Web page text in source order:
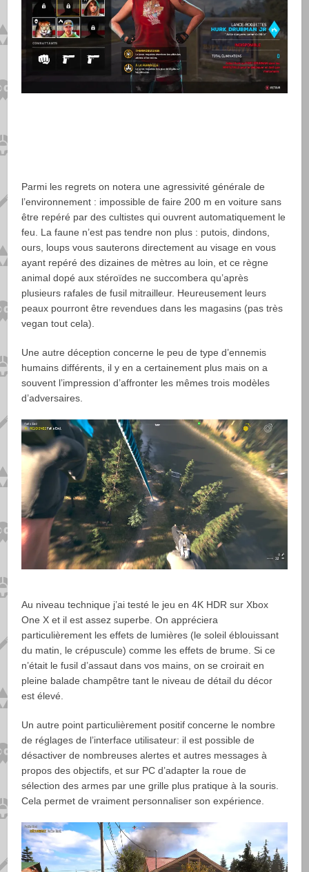
Parmi les regrets on notera une agressivité générale de
l’environnement : impossible de faire 200 m en voiture sans
être repéré par des cultistes qui ouvrent automatiquement le
feu. La faune n’est pas tendre non plus : putois, dindons,
ours, loups vous sauterons directement au visage en vous
ayant repéré des dizaines de mètres au loin, et ce règne
animal dopé aux stéroïdes ne succombera qu’après
plusieurs rafales de fusil mitrailleur. Heureusement leurs
peaux pourront être revendues dans les magasins (pas très
vegan tout cela).
Une autre déception concerne le peu de type d’ennemis
humains différents, il y en a certainement plus mais on a
souvent l’impression d’affronter les mêmes trois modèles
d’adversaires.
Au niveau technique j’ai testé le jeu en 4K HDR sur Xbox
One X et il est assez superbe. On appréciera
particulièrement les effets de lumières (le soleil éblouissant
du matin, le crépuscule) comme les effets de brume. Si ce
n’était le fusil d’assaut dans vos mains, on se croirait en
pleine balade champêtre tant le niveau de détail du décor
est élevé.
Un autre point particulièrement positif concerne le nombre
de réglages de l’interface utilisateur: il est possible de
désactiver de nombreuses alertes et autres messages à
propos des objectifs, et sur PC d’adapter la roue de
sélection des armes par une grille plus pratique à la souris.
Cela permet de vraiment personnaliser son expérience.